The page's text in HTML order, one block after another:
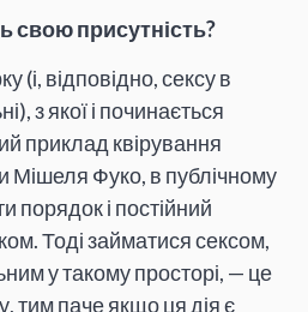
свою присутність?
(і, відповідно, сексу в
з якої і починається
приклад квірування
Мішеля Фуко, в публічному
порядок і постійний
Тоді займатися сексом,
у такому просторі, — це
тим паче якщо ця дія є